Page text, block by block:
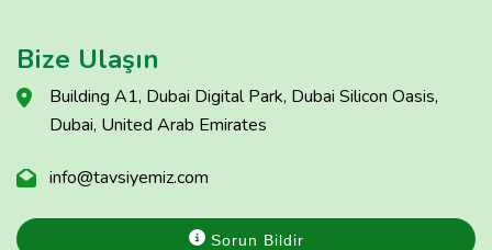
Bize Ulaşın
Building A1, Dubai Digital Park, Dubai Silicon Oasis,
Dubai, United Arab Emirates
info@tavsiyemiz.com
Sorun Bildir